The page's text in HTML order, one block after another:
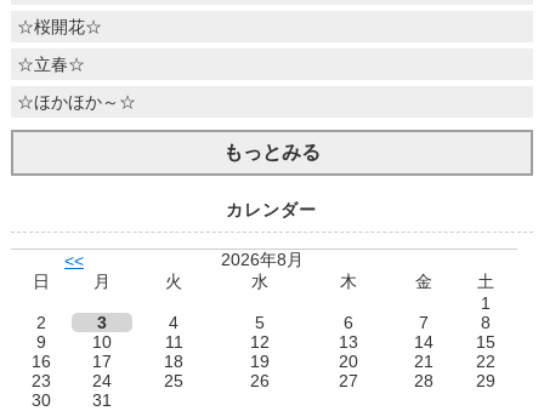
☆桜開花☆
☆立春☆
☆ほかほか～☆
もっとみる
カレンダー
<<
2026年8月
日
月 火 水 木 金
土
1
2
3 4 5 6 7
8
9
10 11 12 13 14
15
16
17 18 19 20 21
22
23
24 25 26 27 28
29
30
31